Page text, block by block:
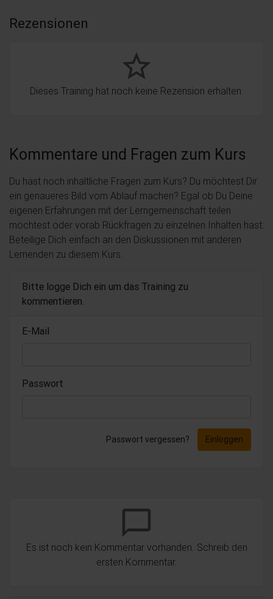
Rezensionen
star_border
Dieses Training hat noch keine Rezension erhalten.
Kommentare und Fragen zum Kurs
Du hast noch inhaltliche Fragen zum Kurs? Du möchtest Dir
ein genaueres Bild vom Ablauf machen? Egal ob Du Deine
eigenen Erfahrungen mit der Lerngemeinschaft teilen
möchtest oder vorab Rückfragen zu einzelnen Inhalten hast:
Beteilige Dich einfach an den Diskussionen mit anderen
Lernenden zu diesem Kurs.
Bitte logge Dich ein um das Training zu
kommentieren.
E-Mail
Passwort
Passwort vergessen? Einloggen
chat_bubble_outline
Es ist noch kein Kommentar vorhanden. Schreib den
ersten Kommentar.